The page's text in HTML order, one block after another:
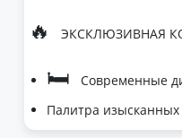
🔥 ЭКСКЛЮЗИВНАЯ
🛏
Современные
Палитра изысканных